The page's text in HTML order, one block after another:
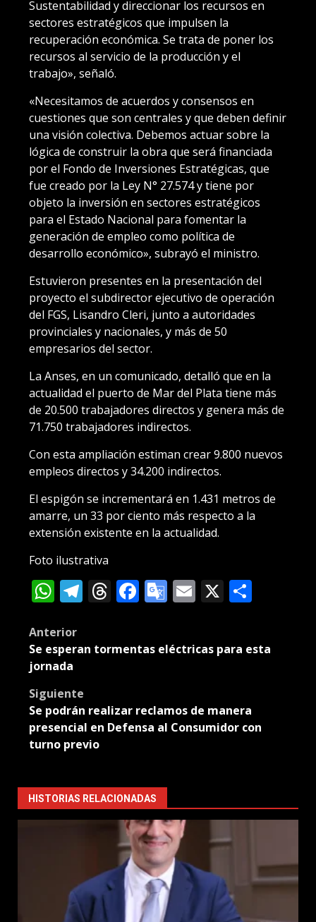
Sustentabilidad y direccionar los recursos en
sectores estratégicos que impulsen la
recuperación económica. Se trata de poner los
recursos al servicio de la producción y el
trabajo», señaló.
«Necesitamos de acuerdos y consensos en
cuestiones que son centrales y que deben definir
una visión colectiva. Debemos actuar sobre la
lógica de construir la obra que será financiada
por el Fondo de Inversiones Estratégicas, que
fue creado por la Ley N° 27.574 y tiene por
objeto la inversión en sectores estratégicos
para el Estado Nacional para fomentar la
generación de empleo como política de
desarrollo económico», subrayó el ministro.
Estuvieron presentes en la presentación del
proyecto el subdirector ejecutivo de operación
del FGS, Lisandro Cleri, junto a autoridades
provinciales y nacionales, y más de 50
empresarios del sector.
La Anses, en un comunicado, detalló que en la
actualidad el puerto de Mar del Plata tiene más
de 20.500 trabajadores directos y genera más de
71.750 trabajadores indirectos.
Con esta ampliación estiman crear 9.800 nuevos
empleos directos y 34.200 indirectos.
El espigón se incrementará en 1.431 metros de
amarre, un 33 por ciento más respecto a la
extensión existente en la actualidad.
Foto ilustrativa
WhatsApp
Telegram
Threads
Facebook
Google
Email
X
Post
navigation
Anterior
Se esperan tormentas eléctricas para esta
jornada
Siguiente
Se podrán realizar reclamos de manera
presencial en Defensa al Consumidor con
turno previo
HISTORIAS RELACIONADAS